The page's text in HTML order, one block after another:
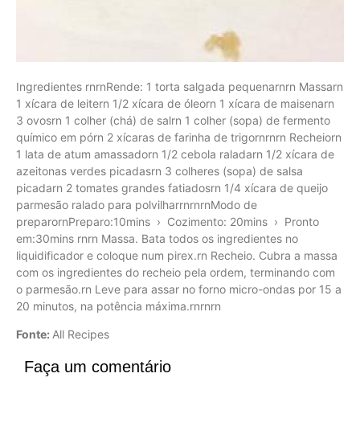
Ingredientes rnrnRende: 1 torta salgada pequenarnrn Massarn
1 xícara de leitern 1/2 xícara de óleorn 1 xícara de maisenarn
3 ovosrn 1 colher (chá) de salrn 1 colher (sopa) de fermento
químico em pórn 2 xícaras de farinha de trigornrnrn Recheiorn
1 lata de atum amassadorn 1/2 cebola raladarn 1/2 xícara de
azeitonas verdes picadasrn 3 colheres (sopa) de salsa
picadarn 2 tomates grandes fatiadosrn 1/4 xícara de queijo
parmesão ralado para polvilharrnrnrnModo de
preparornPreparo:10mins › Cozimento: 20mins › Pronto
em:30mins rnrn Massa. Bata todos os ingredientes no
liquidificador e coloque num pirex.rn Recheio. Cubra a massa
com os ingredientes do recheio pela ordem, terminando com
o parmesão.rn Leve para assar no forno micro-ondas por 15 a
20 minutos, na potência máxima.rnrnrn
Fonte: All Recipes
Faça um comentário